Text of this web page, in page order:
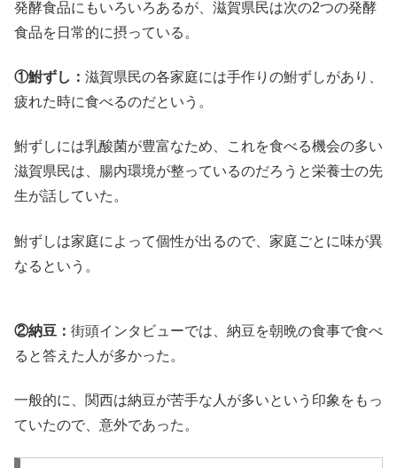
発酵食品にもいろいろあるが、滋賀県民は次の2つの発酵
食品を日常的に摂っている。
①鮒ずし： 滋賀県民の各家庭には手作りの鮒ずしがあり、
疲れた時に食べるのだという。
鮒ずしには乳酸菌が豊富なため、これを食べる機会の多い
滋賀県民は、腸内環境が整っているのだろうと栄養士の先
生が話していた。
鮒ずしは家庭によって個性が出るので、家庭ごとに味が異
なるという。
②納豆： 街頭インタビューでは、納豆を朝晩の食事で食べ
ると答えた人が多かった。
一般的に、関西は納豆が苦手な人が多いという印象をもっ
ていたので、意外であった。